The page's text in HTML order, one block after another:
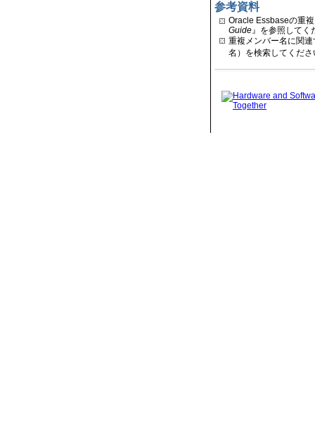
参考資料
Oracle Essbaseの重
Guide』を参照してく
重複メンバー名に関
名）を検索してくださ